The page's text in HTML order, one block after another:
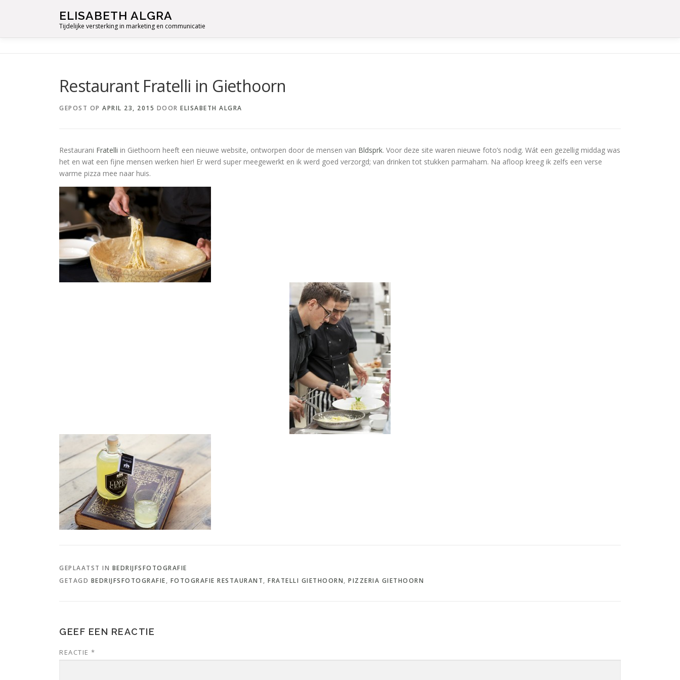
inhoud
ELISABETH ALGRA
Tijdelijke versterking in marketing en communicatie
Restaurant Fratelli in Giethoorn
GEPOST OP APRIL 23, 2015 DOOR ELISABETH ALGRA
Restaurani Fratelli in Giethoorn heeft een nieuwe website, ontworpen door de mensen van Bldsprk. Voor deze site waren nieuwe foto’s nodig. Wát een gezellig middag was
het en wat een fijne mensen werken hier! Er werd super meegewerkt en ik werd goed verzorgd; van drinken tot stukken parmaham. Na afloop kreeg ik zelfs een verse
warme pizza mee naar huis.
GEPLAATST IN BEDRIJFSFOTOGRAFIE
GETAGD BEDRIJFSFOTOGRAFIE, FOTOGRAFIE RESTAURANT, FRATELLI GIETHOORN, PIZZERIA GIETHOORN
GEEF EEN REACTIE
REACTIE *